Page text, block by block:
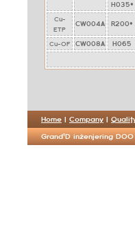
H035*
Cu-
ETP
CW004A R200*
Cu-OF CW008A H065
Home | Company |
Grand'D inženjering